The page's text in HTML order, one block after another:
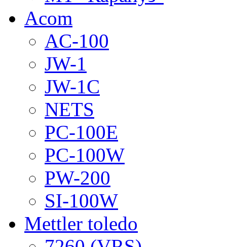
Acom
AC-100
JW-1
JW-1C
NETS
PC-100E
PC-100W
PW-200
SI-100W
Mettler toledo